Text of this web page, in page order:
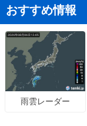
おすすめ情報
雨雲レーダー